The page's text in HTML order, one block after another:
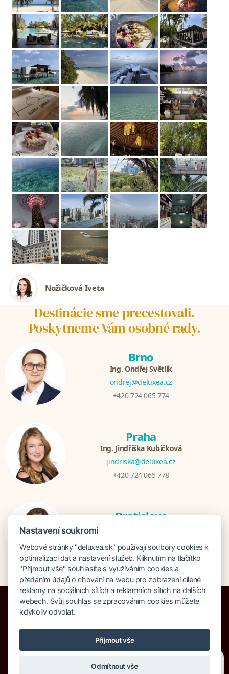
Nožičková Iveta
Destinácie sme precestovali.
Poskytneme Vám osobné rady.
Brno
Ing. Ondřej Světlík
ondrej@deluxea.cz
+420 724 065 774
Praha
Ing. Jindřiška Kubíčková
jindriska@deluxea.cz
+420 724 065 778
Bratislava
+421 948 759 074
Poistenie proti úpadku 1 505 000 EUR
Nastavení soukromí
Webové stránky "deluxea.sk" používají soubory cookies k
optimalizaci dat a nastavení služeb. Kliknutím na tlačítko
"Přijmout vše" souhlasíte s využíváním cookies a
předáním údajů o chování na webu pro zobrazení cílené
reklamy na sociálních sítích a reklamních sítích na dalších
webech. Svůj souhlas se zpracováním cookies můžete
kdykoliv odvolat.
Přijmout vše
Odmítnout vše
Chettyho.